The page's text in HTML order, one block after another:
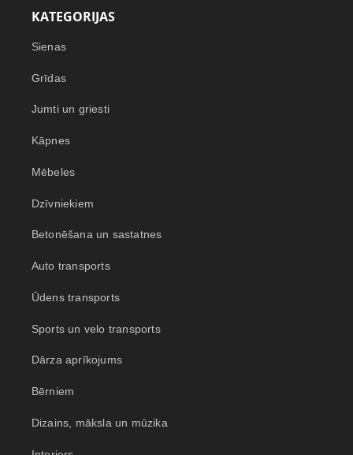
KATEGORIJAS
Sienas
Grīdas
Jumti un griesti
Kāpnes
Mēbeles
Dzīvniekiem
Betonēšana un sastatnes
Auto transports
Ūdens transports
Sports un velo transports
Dārza aprīkojums
Bērniem
Dizains, māksla un mūzika